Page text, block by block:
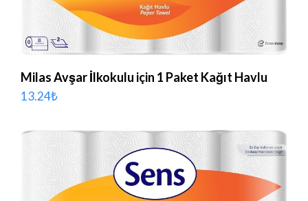
Milas Avşar İlkokulu için 1 Paket Kağıt Havlu
13.24₺